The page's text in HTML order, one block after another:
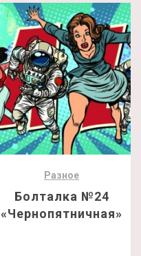
Разное
Болталка №24
«Чернопятничная»